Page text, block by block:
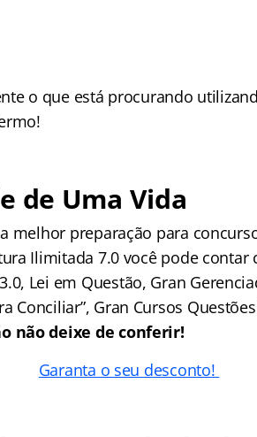
o que está procurando
de Uma Vida
melhor preparação para
Ilimitada 7.0 você pode contar
Lei em Questão, Gran
Conciliar”, Gran Cursos
não deixe de conferir!
Garanta o seu desconto!